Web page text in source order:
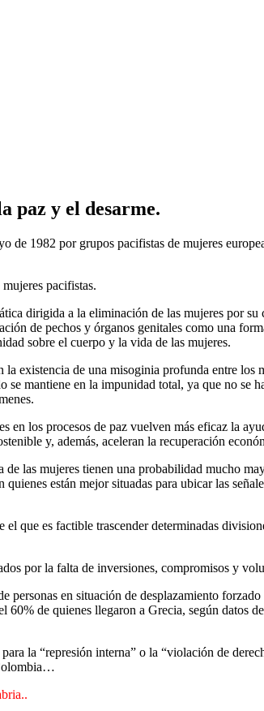
paz y el desarme.
1982 por grupos pacifistas de mujeres
pacifistas.
dirigida a la eliminación de las mujeres por su
de pechos y órganos genitales como una
sobre el cuerpo y la vida de las mujeres.
existencia de una misoginia profunda entre los
mantiene en la impunidad total, ya que no se
en los procesos de paz vuelven más eficaz la
y, además, aceleran la recuperación
de las mujeres tienen una probabilidad mucho
están mejor situadas para ubicar las
que es factible trascender determinadas
por la falta de inversiones, compromisos y
en situación de desplazamiento
60% de quienes llegaron a Grecia, según
la “represión interna” o la “violación de